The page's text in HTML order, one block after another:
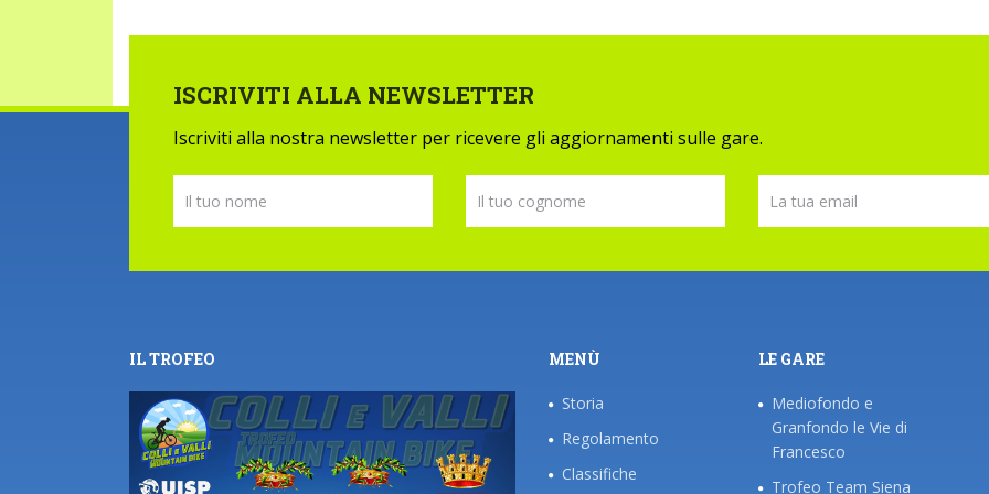
ISCRIVITI ALLA NEWSLETTER
Iscriviti alla nostra newsletter per ricevere gli aggiornamenti sulle gare.
IL TROFEO MENÙ
Storia
Regolamento
Classifiche
LE GARE
Mediofondo e
Granfondo le Vie di
Francesco
Trofeo Team Siena